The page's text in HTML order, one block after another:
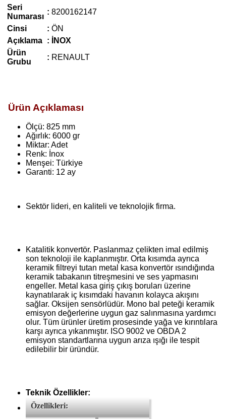
Seri
Numarası
: 8200162147
Cinsi
: ÖN
Açıklama : İNOX
Ürün
Grubu
: RENAULT
Ürün Açıklaması
Ölçü: 825 mm
Ağırlık: 6000 gr
Miktar: Adet
Renk: İnox
Menşei: Türkiye
Garanti: 12 ay
Sektör lideri, en kaliteli ve teknolojik firma.
Katalitik konvertör. Paslanmaz çelikten imal edilmiş
son teknoloji ile kaplanmıştır. Orta kısımda ayrıca
keramik filtreyi tutan metal kasa konvertör ısındığında
keramik tabakanın titreşmesini ve ses yapmasını
engeller. Metal kasa giriş çıkış boruları üzerine
kaynatılarak iç kısımdaki havanın kolayca akışını
sağlar. Oksijen sensörlüdür. Mono bal peteği keramik
emisyon değerlerine uygun gaz salınmasına yardımcı
olur. Tüm ürünler üretim prosesinde yağa ve kırıntılara
karşı ayrıca yıkanmıştır. ISO 9002 ve OBDA 2
emisyon standartlarına uygun arıza ışığı ile tespit
edilebilir bir üründür.
Teknik Özellikler:
Özellikleri: